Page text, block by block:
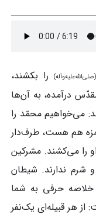
(صلی‌الله‌علیه‌وآله)
را بکشند،
درآمده، به آن‌ها
می‌خواهیم محمّد را
هم هست، طرف‌دار
را می‌کشند. مشرکین
شرم ندارند. شیطان
حرفی به شما
از هر قبیله‌ای یک‌نفر